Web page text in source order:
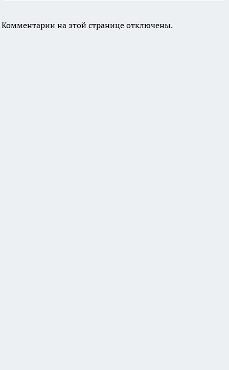
Комментарии на этой странице отключены.